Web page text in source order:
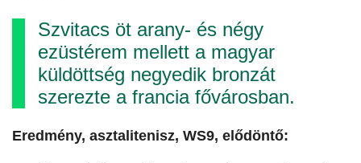
Szvitacs öt arany- és négy
ezüstérem mellett a magyar
küldöttség negyedik bronzát
szerezte a francia fővárosban.
Eredmény, asztalitenisz, WS9, elődöntő: